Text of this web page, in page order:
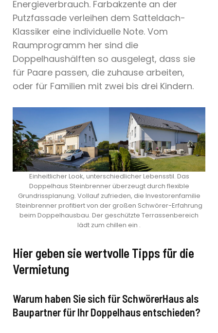
Energieverbrauch. Farbakzente an der
Putzfassade verleihen dem Satteldach-
Klassiker eine individuelle Note. Vom
Raumprogramm her sind die
Doppelhaushälften so ausgelegt, dass sie
für Paare passen, die zuhause arbeiten,
oder für Familien mit zwei bis drei Kindern.
Einheitlicher Look, unterschiedlicher Lebensstil. Das
Doppelhaus Steinbrenner überzeugt durch flexible
Grundrissplanung. Vollauf zufrieden, die Investorenfamilie
Steinbrenner profitiert von der großen Schwörer-Erfahrung
beim Doppelhausbau. Der geschützte Terrassenbereich
lädt zum chillen ein .
Hier geben sie wertvolle Tipps für die
Vermietung
Warum haben Sie sich für SchwörerHaus als
Baupartner für Ihr Doppelhaus entschieden?